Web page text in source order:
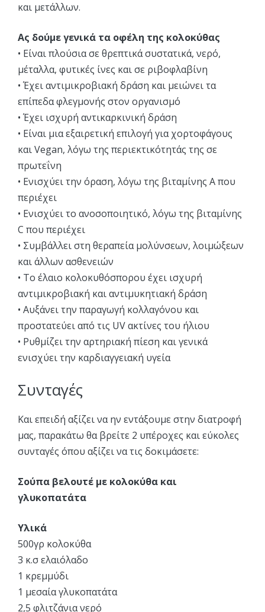
και μετάλλων.
Ας δούμε γενικά τα οφέλη της κολοκύθας
• Είναι πλούσια σε θρεπτικά συστατικά, νερό,
μέταλλα, φυτικές ίνες και σε ριβοφλαβίνη
• Έχει αντιμικροβιακή δράση και μειώνει τα
επίπεδα φλεγμονής στον οργανισμό
• Έχει ισχυρή αντικαρκινική δράση
• Είναι μια εξαιρετική επιλογή για χορτοφάγους
και Vegan, λόγω της περιεκτικότητάς της σε
πρωτεΐνη
• Ενισχύει την όραση, λόγω της βιταμίνης Α που
περιέχει
• Ενισχύει το ανοσοποιητικό, λόγω της βιταμίνης
C που περιέχει
• Συμβάλλει στη θεραπεία μολύνσεων, λοιμώξεων
και άλλων ασθενειών
• Το έλαιο κολοκυθόσπορου έχει ισχυρή
αντιμικροβιακή και αντιμυκητιακή δράση
• Αυξάνει την παραγωγή κολλαγόνου και
προστατεύει από τις UV ακτίνες του ήλιου
• Ρυθμίζει την αρτηριακή πίεση και γενικά
ενισχύει την καρδιαγγειακή υγεία
Συνταγές
Και επειδή αξίζει να ην εντάξουμε στην διατροφή
μας, παρακάτω θα βρείτε 2 υπέροχες και εύκολες
συνταγές όπου αξίζει να τις δοκιμάσετε:
Σούπα βελουτέ με κολοκύθα και
γλυκοπατάτα
Υλικά
500γρ κολοκύθα
3 κ.σ ελαιόλαδο
1 κρεμμύδι
1 μεσαία γλυκοπατάτα
2,5 φλιτζάνια νερό